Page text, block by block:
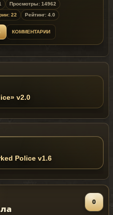
Просмотры: 14962
22
Рейтинг: 4.0
КОММЕНТАРИИ
v2.0
Police v1.6
0